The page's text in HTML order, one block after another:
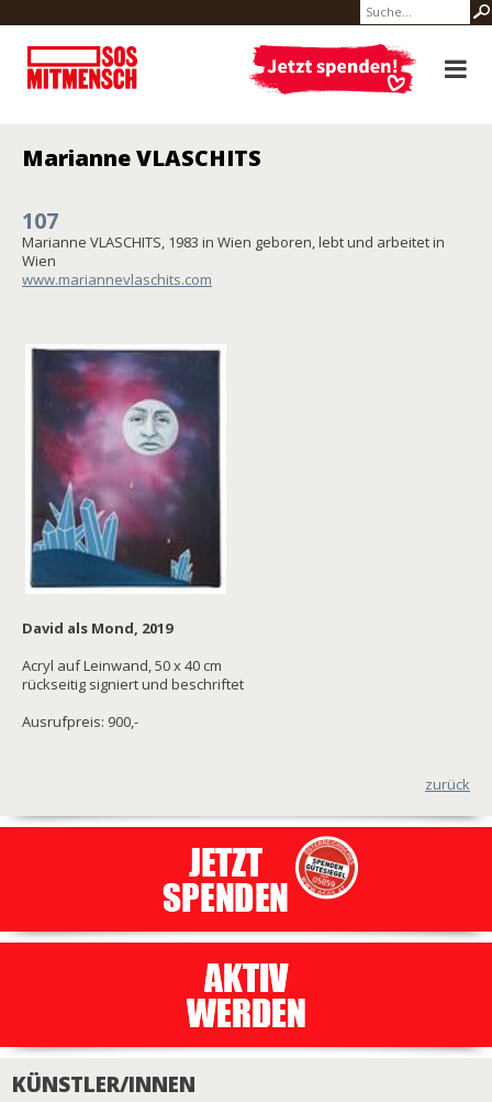
Marianne VLASCHITS
107
Marianne VLASCHITS, 1983 in Wien geboren, lebt und arbeitet in
Wien
www.mariannevlaschits.com
David als Mond, 2019
Acryl auf Leinwand, 50 x 40 cm
rückseitig signiert und beschriftet
Ausrufpreis: 900,-
zurück
KÜNSTLER/INNEN